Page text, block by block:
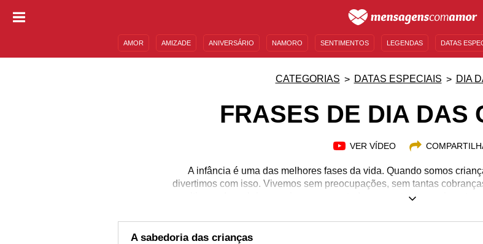
AMOR AMIZADE ANIVERSÁRIO NAMORO SENTIMENTOS LEGENDAS DATAS
CATEGORIAS DATAS ESPECIAIS DIA
FRASES DE DIA DAS
VER VÍDEO
A infância é uma das melhores fases da vida. Quando somos
divertimos com isso. Vivemos sem preocupações, sem tantas
permitimos, descobrimos coisas novas a todo momento e
celebrar esses pequenos seres humanos que representam o futuro da
experimentar, arriscar-se, desenvolver pensamento crítico, incentive-as
A sabedoria das crianças